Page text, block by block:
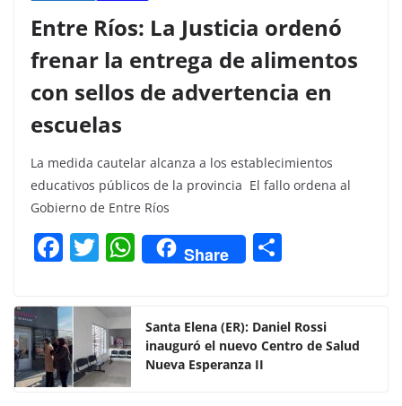
Entre Ríos: La Justicia ordenó
frenar la entrega de alimentos
con sellos de advertencia en
escuelas
La medida cautelar alcanza a los establecimientos
educativos públicos de la provincia El fallo ordena al
Gobierno de Entre Ríos
F
c
e
b
o
T
itt
er
W
h
s
A
Share
p
ar
Santa Elena (ER): Daniel Rossi
inauguró el nuevo Centro de Salud
Nueva Esperanza II